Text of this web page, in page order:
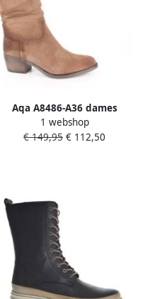
Aqa A8486-A36 dames
enkellaarzen sportief beige
1 webshop
€ 149,95 € 112,50